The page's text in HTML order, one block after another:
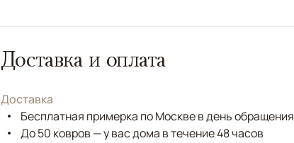
Доставка и оплата
Доставка
Бесплатная примерка по Москве в день обращения
До 50 ковров — у вас дома в течение 48 часов